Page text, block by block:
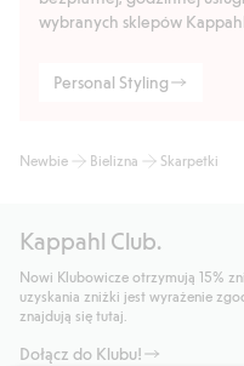
wybranych sklepów
Personal Styling
Newbie Bielizna Skarpetki
Kappahl Club.
Nowi Klubowicze otrzymują 15%
uzyskania zniżki jest wyrażenie
znajdują się tutaj.
Dołącz do Klubu!